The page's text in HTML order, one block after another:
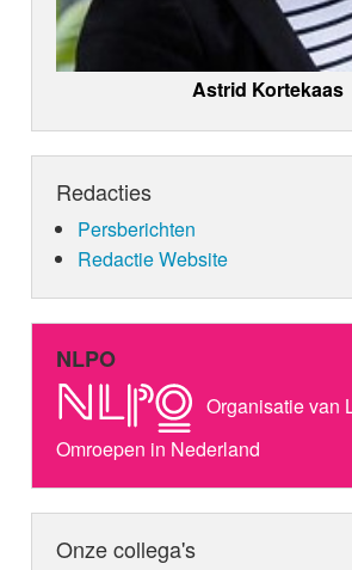
Astrid Kortekaas
Redacties
Persberichten
Redactie Website
NLPO
Organisatie van
Omroepen in Nederland
Onze collega's